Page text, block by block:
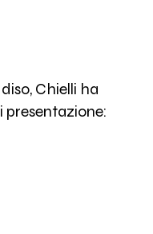
Chielli ha